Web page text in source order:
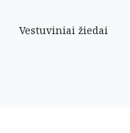
Vestuviniai žiedai